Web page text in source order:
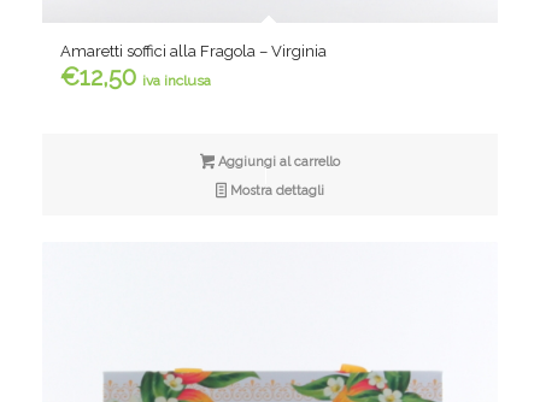
Amaretti soffici alla Fragola – Virginia
€12,50 iva inclusa
Aggiungi al carrello
Mostra dettagli